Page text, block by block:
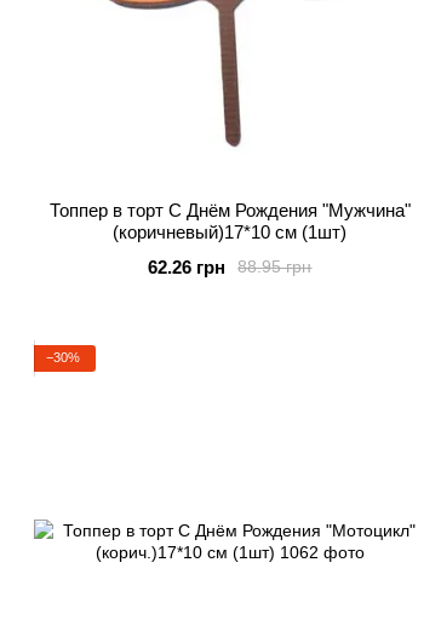
Топпер в торт С Днём Рождения "Мужчина"
(коричневый)17*10 см (1шт)
88.95 грн
62.26 грн
−30%